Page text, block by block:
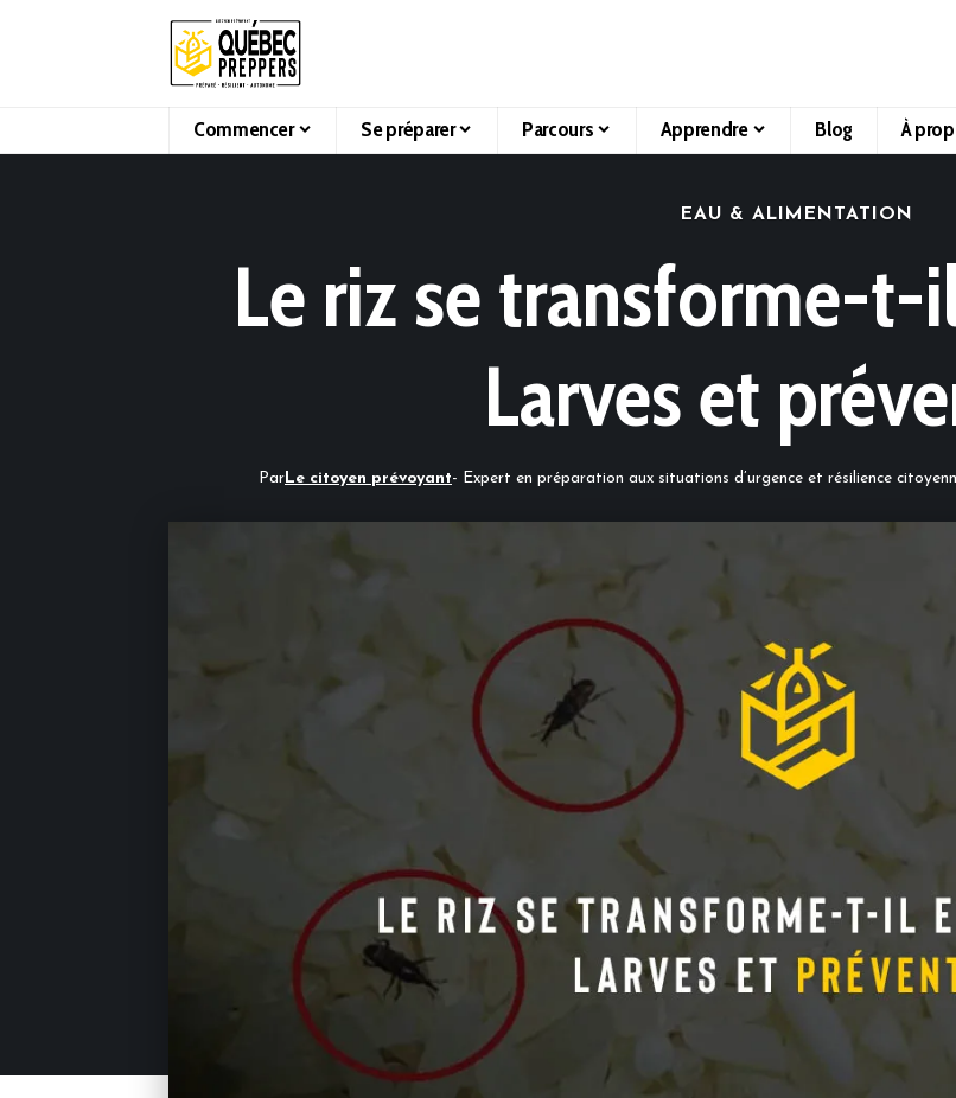
Commencer Se préparer Parcours Apprendre Blog À
EAU & ALIMENTATION
Le riz se transforme-t-
Larves et
Par Le citoyen prévoyant- Expert en préparation aux situations d’urgence et résilience